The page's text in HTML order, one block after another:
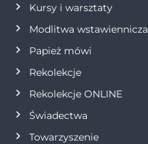
i
s
u
Kursy i warsztaty
Modlitwa wstawiennicza
Papież mówi
Rekolekcje
Rekolekcje ONLINE
Świadectwa
Towarzyszenie